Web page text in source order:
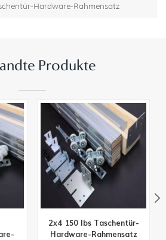
Hardware-Rahmensatz
Produkte
2x4 150 lbs Taschentür-
Hardware-Rahmensatz